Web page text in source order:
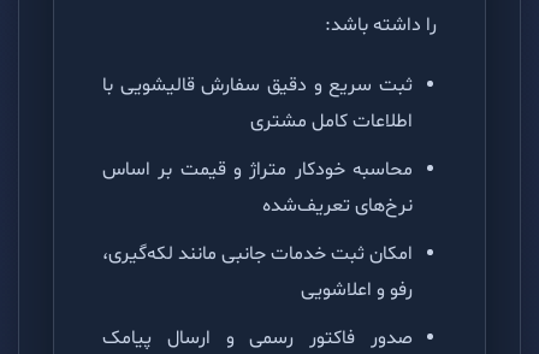
را داشته باشد:
ثبت سریع و دقیق سفارش قالیشویی با
اطلاعات کامل مشتری
محاسبه خودکار متراژ و قیمت بر اساس
نرخ‌های تعریف‌شده
امکان ثبت خدمات جانبی مانند لکه‌گیری،
رفو و اعلاشویی
صدور فاکتور رسمی و ارسال پیامک